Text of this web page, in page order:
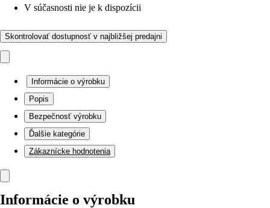
V súčasnosti nie je k dispozícii
Skontrolovať dostupnosť v najbližšej predajni
Informácie o výrobku
Popis
Bezpečnosť výrobku
Ďalšie kategórie
Zákaznícke hodnotenia
Informácie o výrobku